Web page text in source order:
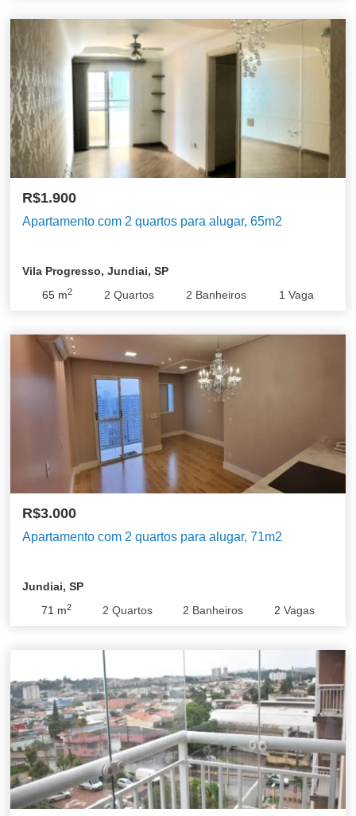
R$1.900
Apartamento com 2 quartos para alugar, 65m2
Vila Progresso, Jundiai, SP
65 m2 2 Quartos 2 Banheiros 1 Vaga
R$3.000
Apartamento com 2 quartos para alugar, 71m2
Jundiai, SP
71 m2 2 Quartos 2 Banheiros 2 Vagas